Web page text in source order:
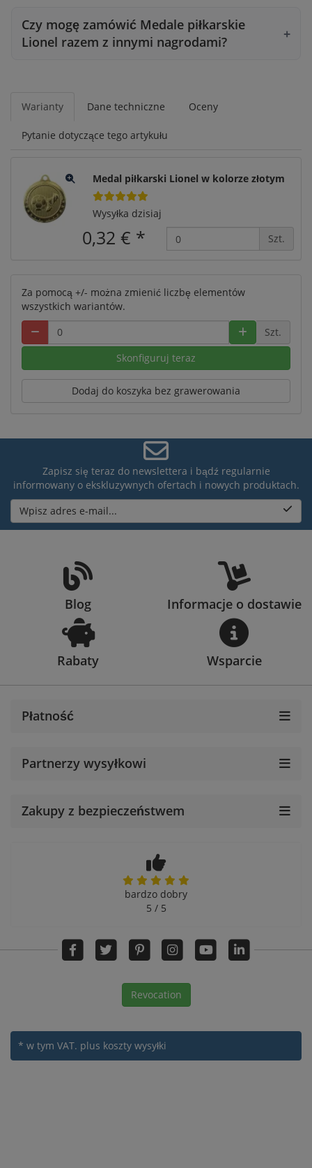
Czy mogę zamówić Medale piłkarskie
Lionel razem z innymi nagrodami?
Warianty Dane techniczne Oceny
Pytanie dotyczące tego artykułu
Medal piłkarski Lionel w kolorze złotym
Wysyłka dzisiaj
0,32 € * Szt.
Za pomocą +/- można zmienić liczbę elementów
wszystkich wariantów.
Szt.
Skonfiguruj teraz
Dodaj do koszyka bez grawerowania
Zapisz się teraz do newslettera i bądź regularnie
informowany o ekskluzywnych ofertach i nowych produktach.
Wpisz adres e-mail...
Blog Informacje o dostawie
Rabaty Wsparcie
Płatność
Partnerzy wysyłkowi
Zakupy z bezpieczeństwem
bardzo dobry
5 / 5
Revocation
* w tym VAT. plus koszty wysyłki